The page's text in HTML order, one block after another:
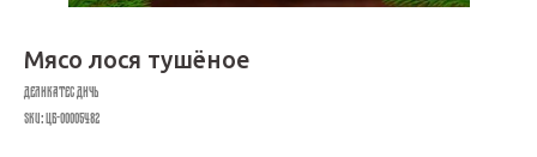
Мясо лося тушёное
ДЕЛИКАТЕС ДИЧЬ
SKU:ЦБ-00005482